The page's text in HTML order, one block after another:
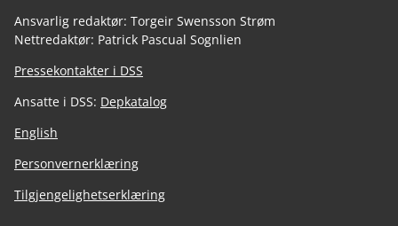
Ansvarlig redaktør: Torgeir Swensson Strøm
Nettredaktør: Patrick Pascual Sognlien
Pressekontakter i DSS
Ansatte i DSS: Depkatalog
English
Personvernerklæring
Tilgjengelighetserklæring